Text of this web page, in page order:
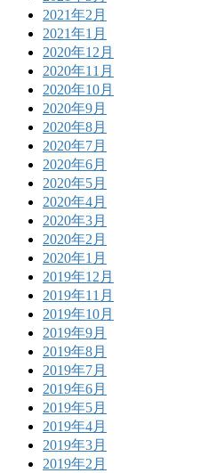
2021年2月
2021年1月
2020年12月
2020年11月
2020年10月
2020年9月
2020年8月
2020年7月
2020年6月
2020年5月
2020年4月
2020年3月
2020年2月
2020年1月
2019年12月
2019年11月
2019年10月
2019年9月
2019年8月
2019年7月
2019年6月
2019年5月
2019年4月
2019年3月
2019年2月